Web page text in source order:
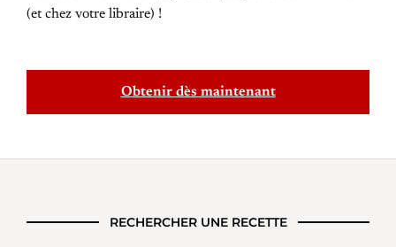
(et chez votre libraire) !
Obtenir dès maintenant
RECHERCHER UNE RECETTE